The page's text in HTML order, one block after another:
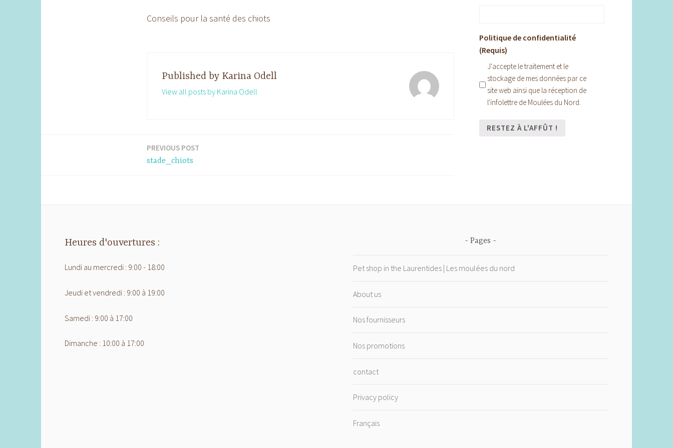
Conseils pour la santé des chiots
Published by Karina Odell
View all posts by Karina Odell
PREVIOUS POST
stade_chiots
Politique de confidentialité
(Requis)
J'accepte le traitement et le
stockage de mes données par ce
site web ainsi que la réception de
l'infolettre de Moulées du Nord.
Heures d'ouvertures :
Lundi au mercredi : 9:00 - 18:00
Jeudi et vendredi : 9:00 à 19:00
Samedi : 9:00 à 17:00
Dimanche : 10:00 à 17:00
Pages
Pet shop in the Laurentides | Les moulées du nord
About us
Nos fournisseurs
Nos promotions
contact
Privacy policy
Français